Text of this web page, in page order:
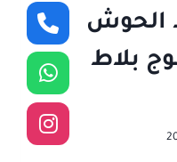
بلاط الحوش
بلاط